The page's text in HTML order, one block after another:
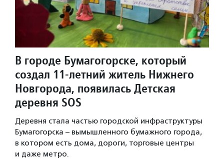
В городе Бумагогорске, который
создал 11-летний житель Нижнего
Новгорода, появилась Детская
деревня SOS
Деревня стала частью городской инфраструктуры
Бумагогорска – вымышленного бумажного города,
в котором есть дома, дороги, торговые центры
и даже метро.